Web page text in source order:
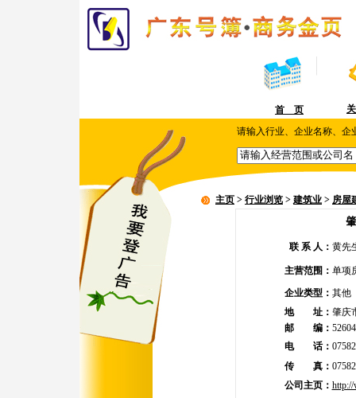
首 页
请输入行业、企业名称、
主页 > 行业浏览 > 建筑业 > 房屋
联 系 人： 黄先
主营范围： 单项
企业类型： 其他
地 址： 肇庆
邮 编：
电 话：
传 真：
公司主页： http://